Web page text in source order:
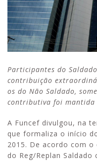
Participantes do
contribuição
os do Não Saldado,
contributiva foi mantida
A Funcef divulgou, na
que formaliza o início
2015. De acordo com
do Reg/Replan